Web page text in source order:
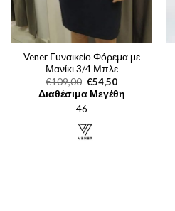
Vener Γυναικείο Φόρεμα με
Μανίκι 3/4 Μπλε
€109,00 Original
price
was:
€109,00.
€54,50Η
τρέχουσα
τιμή
Διαθέσιμα Μεγέθη
46